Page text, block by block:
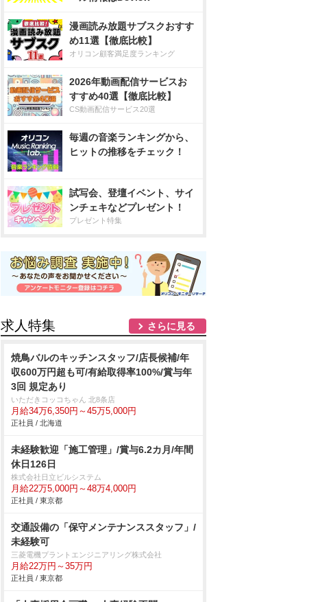
漫画読み放題サブスクおすす
め11選【徹底比較】
オリコン顧客満足度ランキング
2026年動画配信サービスお
すすめ40選【徹底比較】
CS動画配信サービス20選
毎週の音楽ランキングから、
ヒットの推移をチェック！
試写会、登壇イベント、サイ
ンチェキなどプレゼント！
プレゼント特集
求人特集 さらに見る
焼鳥バルのキッチンスタッフ/店長候補/年
収600万円超も可/有給取得率100%/賞与年
3回 規定あり
いただきコッコちゃん 北8条店
月給34万6,350円～45万5,000円
正社員 / 北海道
未経験歓迎「施工管理」/賞与6.2カ月/年間
休日126日
株式会社日立ビルシステム
月給22万5,000円～48万4,000円
正社員 / 東京都
交通設備の「保守メンテナンススタッフ」/
未経験可
三菱電機プラントエンジニアリング株式会社
月給22万円～35万円
正社員 / 東京都